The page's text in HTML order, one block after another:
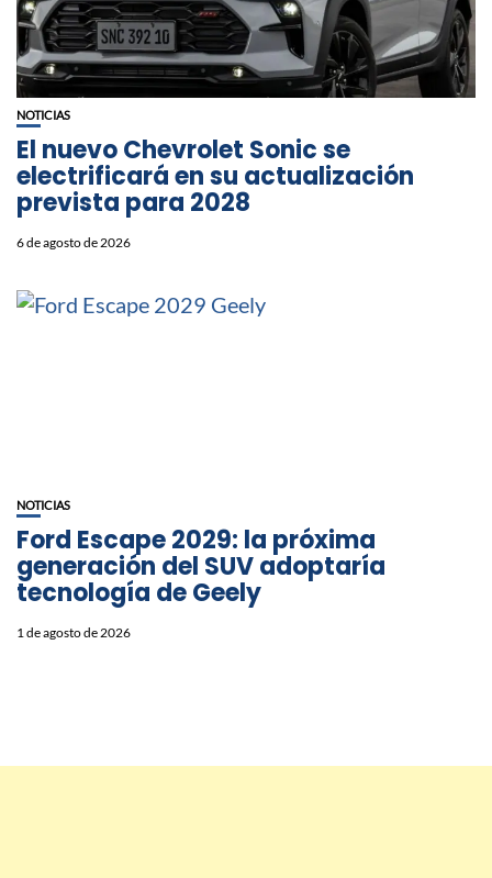
NOTICIAS
El nuevo Chevrolet Sonic se
electrificará en su actualización
prevista para 2028
6 de agosto de 2026
NOTICIAS
Ford Escape 2029: la próxima
generación del SUV adoptaría
tecnología de Geely
1 de agosto de 2026